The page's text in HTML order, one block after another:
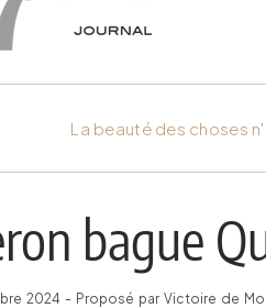
La beauté des choses
bague
2024 - Proposé par Victoire de